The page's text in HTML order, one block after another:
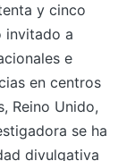
y cinco
invitado a
e
en centros
Reino Unido,
se ha
divulgativa